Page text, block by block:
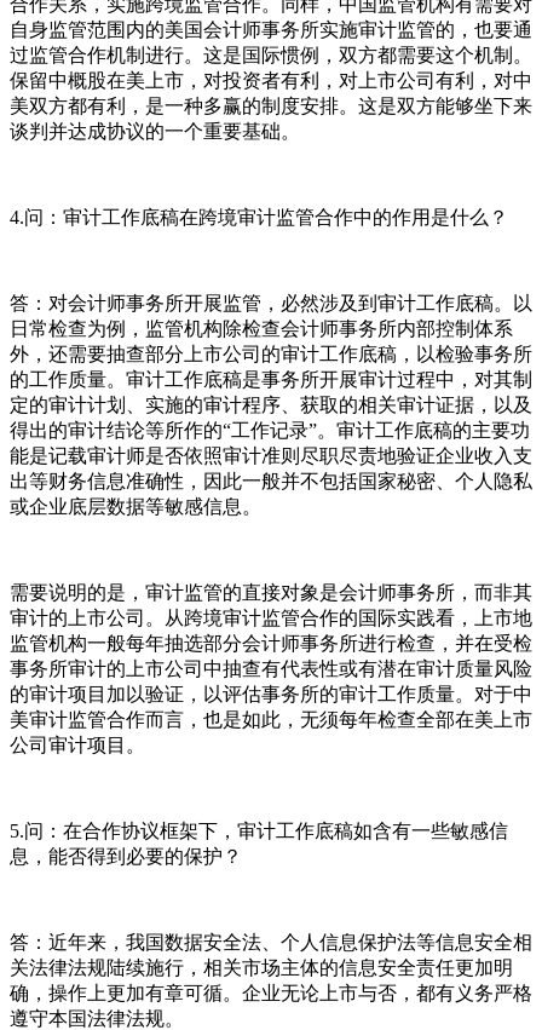
自身监管范围内的美国会计师事务所实施审计监管的，也要通
过监管合作机制进行。这是国际惯例，双方都需要这个机制。
保留中概股在美上市，对投资者有利，对上市公司有利，对中
美双方都有利，是一种多赢的制度安排。这是双方能够坐下来
谈判并达成协议的一个重要基础。
4.问：审计工作底稿在跨境审计监管合作中的作用是什么？
答：对会计师事务所开展监管，必然涉及到审计工作底稿。以
日常检查为例，监管机构除检查会计师事务所内部控制体系
外，还需要抽查部分上市公司的审计工作底稿，以检验事务所
的工作质量。审计工作底稿是事务所开展审计过程中，对其制
定的审计计划、实施的审计程序、获取的相关审计证据，以及
得出的审计结论等所作的“工作记录”。审计工作底稿的主要功
能是记载审计师是否依照审计准则尽职尽责地验证企业收入支
出等财务信息准确性，因此一般并不包括国家秘密、个人隐私
或企业底层数据等敏感信息。
需要说明的是，审计监管的直接对象是会计师事务所，而非其
审计的上市公司。从跨境审计监管合作的国际实践看，上市地
监管机构一般每年抽选部分会计师事务所进行检查，并在受检
事务所审计的上市公司中抽查有代表性或有潜在审计质量风险
的审计项目加以验证，以评估事务所的审计工作质量。对于中
美审计监管合作而言，也是如此，无须每年检查全部在美上市
公司审计项目。
5.问：在合作协议框架下，审计工作底稿如含有一些敏感信
息，能否得到必要的保护？
答：近年来，我国数据安全法、个人信息保护法等信息安全相
关法律法规陆续施行，相关市场主体的信息安全责任更加明
确，操作上更加有章可循。企业无论上市与否，都有义务严格
遵守本国法律法规。